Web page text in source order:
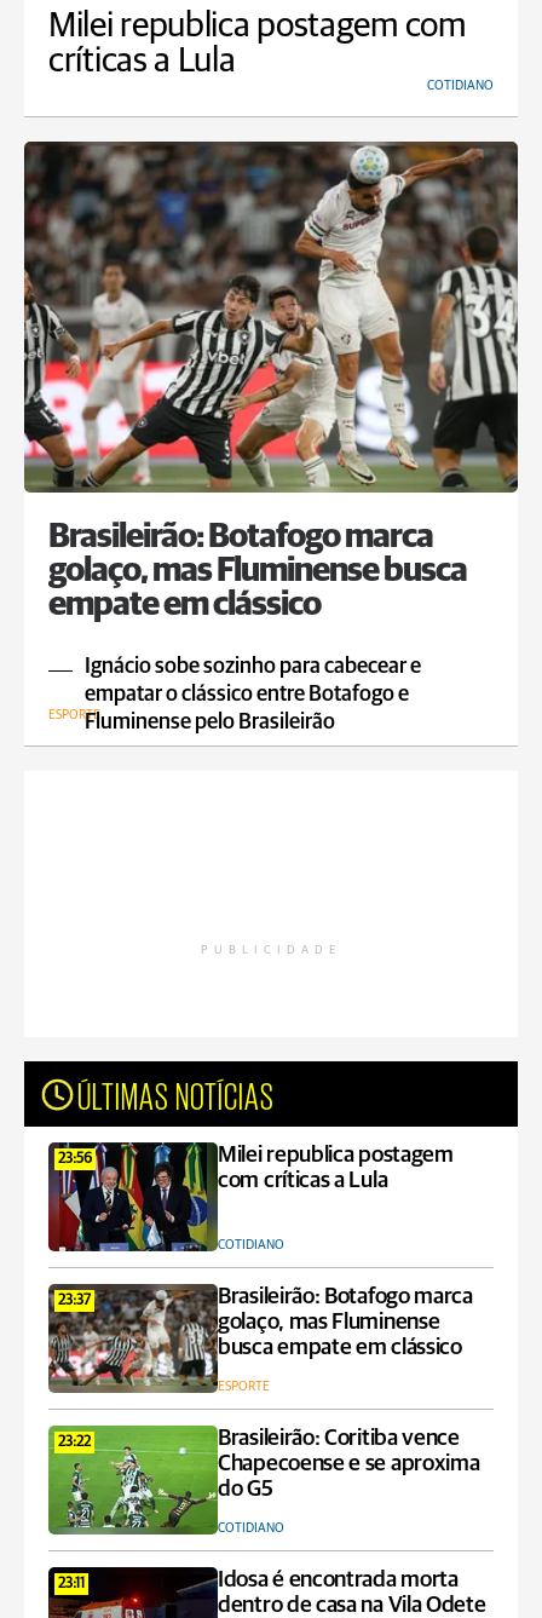
Milei republica postagem com
críticas a Lula
COTIDIANO
Brasileirão: Botafogo marca
golaço, mas Fluminense busca
empate em clássico
Ignácio sobe sozinho para cabecear e
empatar o clássico entre Botafogo e
Fluminense pelo Brasileirão
ESPORTE
PUBLICIDADE
ÚLTIMAS NOTÍCIAS
23:56
Milei republica postagem
com críticas a Lula
COTIDIANO
23:37
Brasileirão: Botafogo marca
golaço, mas Fluminense
busca empate em clássico
ESPORTE
23:22
Brasileirão: Coritiba vence
Chapecoense e se aproxima
do G5
COTIDIANO
23:11
Idosa é encontrada morta
dentro de casa na Vila Odete